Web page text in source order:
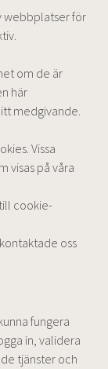
webbplatser för
om de är
här
medgivande.
Vissa
visas på våra
cookie-
oss
fungera
in, validera
tjänster och